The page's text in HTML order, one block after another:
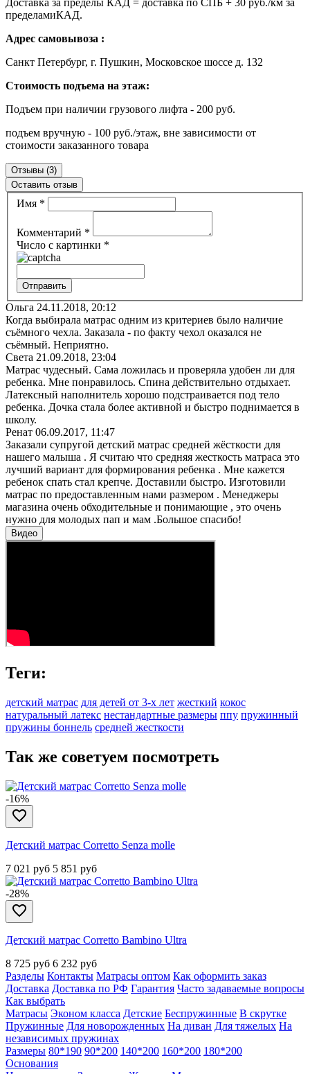
пределамиКАД.
Адрес самовывоза :
Санкт Петербург, г. Пушкин, Московское шоссе д. 132
Стоимость подъема на этаж:
Подъем при наличии грузового лифта - 200 руб.
подъем вручную - 100 руб./этаж, вне зависимости от
стоимости заказанного товара
Отзывы (3)
Оставить отзыв
Имя *
Комментарий *
Число с картинки *
Ольга 24.11.2018, 20:12
Когда выбирала матрас одним из критериев было наличие
съёмного чехла. Заказала - по факту чехол оказался не
съёмный. Неприятно.
Света 21.09.2018, 23:04
Матрас чудесный. Сама ложилась и проверяла удобен ли для
ребенка. Мне понравилось. Спина действительно отдыхает.
Латексный наполнитель хорошо подстраивается под тело
ребенка. Дочка стала более активной и быстро поднимается в
школу.
Ренат 06.09.2017, 11:47
Заказали супругой детский матрас средней жёсткости для
нашего малыша . Я считаю что средняя жесткость матраса это
лучший вариант для формирования ребенка . Мне кажется
ребенок спать стал крепче. Доставили быстро. Изготовили
матрас по предоставленным нами размером . Менеджеры
магазина очень обходительные и понимающие , это очень
нужно для молодых пап и мам .Большое спасибо!
Видео
Теги:
детский матрас для детей от 3-х лет жесткий кокос
натуральный латекс нестандартные размеры ппу пружинный
пружины боннель средней жесткости
Так же советуем посмотреть
-16%
Детский матрас Corretto Senza molle
7 021 руб 5 851 руб
-28%
Детский матрас Corretto Bambino Ultra
8 725 руб 6 232 руб
Разделы Контакты Матрасы оптом Как оформить заказ
Доставка Доставка по РФ Гарантия Часто задаваемые вопросы
Как выбрать
Матрасы Эконом класса Детские Беспружинные В скрутке
Пружинные Для новорожденных На диван Для тяжелых На
независимых пружинах
Размеры 80*190 90*200 140*200 160*200 180*200
Основания